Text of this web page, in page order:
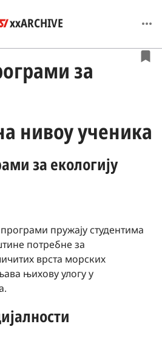
xxARCHIVE
за
нивоу ученика
за екологију
пружају студентима
потребне за
врста морских
њихову улогу у